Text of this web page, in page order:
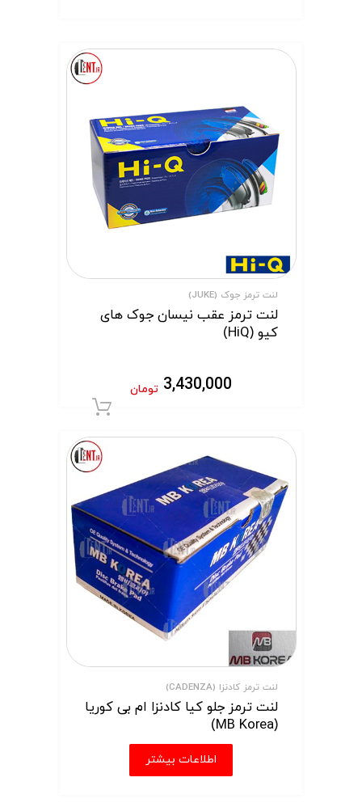
لنت ترمز جوک (JUKE)
لنت ترمز عقب نیسان جوک های
کیو (HiQ)
3,430,000 تومان
لنت ترمز کادنزا (CADENZA)
لنت ترمز جلو کیا کادنزا ام بی کوریا
(MB Korea)
اطلاعات بیشتر